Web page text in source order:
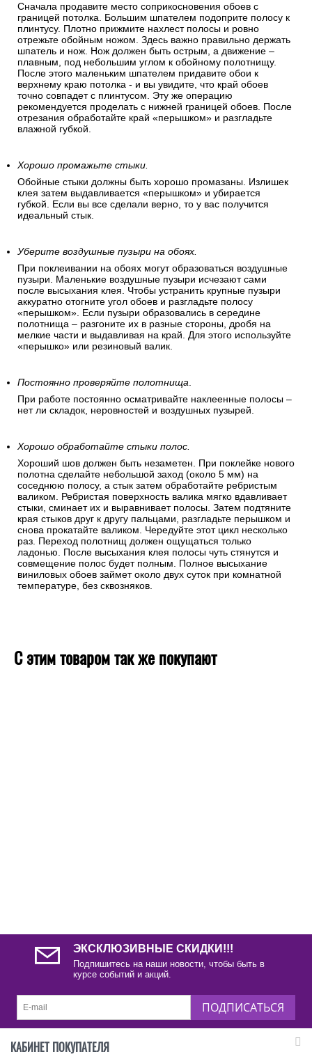
Сначала продавите место соприкосновения обоев с
границей потолка. Большим шпателем подоприте полосу к
плинтусу. Плотно прижмите нахлест полосы и ровно
отрежьте обойным ножом. Здесь важно правильно держать
шпатель и нож. Нож должен быть острым, а движение –
плавным, под небольшим углом к обойному полотнищу.
После этого маленьким шпателем придавите обои к
верхнему краю потолка - и вы увидите, что край обоев
точно совпадет с плинтусом. Эту же операцию
рекомендуется проделать с нижней границей обоев. После
отрезания обработайте край «перышком» и разгладьте
влажной губкой.
Хорошо промажьте стыки.
Обойные стыки должны быть хорошо промазаны. Излишек
клея затем выдавливается «перышком» и убирается
губкой. Если вы все сделали верно, то у вас получится
идеальный стык.
Уберите воздушные пузыри на обоях.
При поклеивании на обоях могут образоваться воздушные
пузыри. Маленькие воздушные пузыри исчезают сами
после высыхания клея. Чтобы устранить крупные пузыри
аккуратно отогните угол обоев и разгладьте полосу
«перышком». Если пузыри образовались в середине
полотнища – разгоните их в разные стороны, дробя на
мелкие части и выдавливая на край. Для этого используйте
«перышко» или резиновый валик.
Постоянно проверяйте полотнища.
При работе постоянно осматривайте наклеенные полосы –
нет ли складок, неровностей и воздушных пузырей.
Хорошо обработайте стыки полос.
Хороший шов должен быть незаметен. При поклейке нового
полотна сделайте небольшой заход (около 5 мм) на
соседнюю полосу, а стык затем обработайте ребристым
валиком. Ребристая поверхность валика мягко вдавливает
стыки, сминает их и выравнивает полосы. Затем подтяните
края стыков друг к другу пальцами, разгладьте перышком и
снова прокатайте валиком. Чередуйте этот цикл несколько
раз. Переход полотнищ должен ощущаться только
ладонью. После высыхания клея полосы чуть стянутся и
совмещение полос будет полным. Полное высыхание
виниловых обоев займет около двух суток при комнатной
температуре, без сквозняков.
С этим товаром так же покупают
ЭКСКЛЮЗИВНЫЕ СКИДКИ!!!
Подпишитесь на наши новости, чтобы быть в
курсе событий и акций.
ПОДПИСАТЬСЯ
КАБИНЕТ ПОКУПАТЕЛЯ